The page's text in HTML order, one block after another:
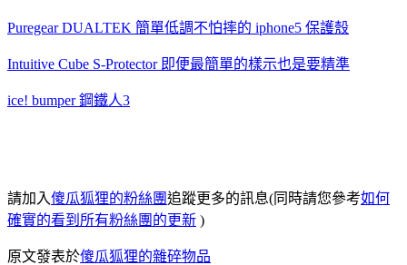
Puregear DUALTEK 簡單低調不怕摔的 iphone5 保護殼
Intuitive Cube S-Protector 即便最簡單的樣示也是要精準
ice! bumper 鋼鐵人3
請加入傻瓜狐狸的粉絲團追蹤更多的訊息(同時請您參考如何
確實的看到所有粉絲團的更新 )
原文發表於傻瓜狐狸的雜碎物品